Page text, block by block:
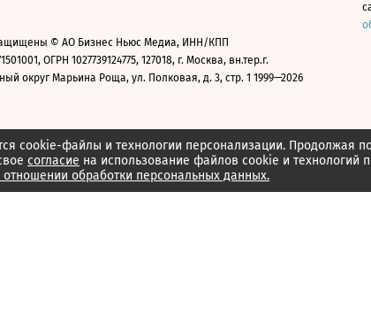
cookie-файлы и технологии персонализации. Продолжая
согласие на использование файлов cookie и технологий
отношении обработки персональных данных.
© АО Бизнес Ньюс Медиа, ИНН/КПП
ОГРН 1027739124775, 127018, г. Москва, вн.тер.г.
округ Марьина Роща, ул. Полковая, д. 3, стр. 1 1999—2026